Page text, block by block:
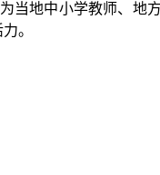
当地中小学教师、地
。